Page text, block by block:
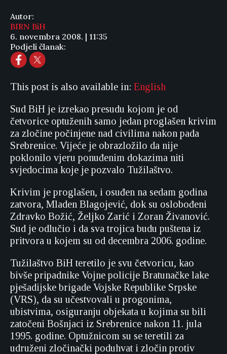
Autor:
BIRN BiH
6. novembra 2008. | 11:35
Podjeli članak:
This post is also available in: English
Sud BiH je izrekao presudu kojom je od
četvorice optuženih samo jedan proglašen krivim
za zločine počinjene nad civilima nakon pada
Srebrenice. Vijeće je obrazložilo da nije
poklonilo vjeru ponuđenim dokazima niti
svjedocima koje je pozvalo Tužilaštvo.
Krivim je proglašen, i osuđen na sedam godina
zatvora, Mladen Blagojević, dok su oslobođeni
Zdravko Božić, Željko Zarić i Zoran Živanović.
Sud je odlučio i da sva trojica budu puštena iz
pritvora u kojem su od decembra 2006. godine.
Tužilaštvo BiH teretilo je svu četvoricu, kao
bivše pripadnike Vojne policije Bratunačke lake
pješadijske brigade Vojske Republike Srpske
(VRS), da su učestvovali u progonima,
ubistvima, osiguranju objekata u kojima su bili
zatočeni Bošnjaci iz Srebrenice nakon 11. jula
1995. godine. Optužnicom su se teretili za
udruženi zločinački poduhvat i zločin protiv